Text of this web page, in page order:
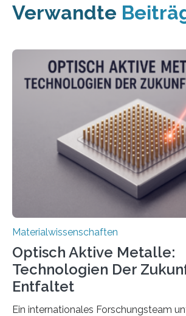
Verwandte
Materialwissenschaften
Optisch Aktive Metalle:
Technologien Der
Entfaltet
Ein internationales Forschungsteam